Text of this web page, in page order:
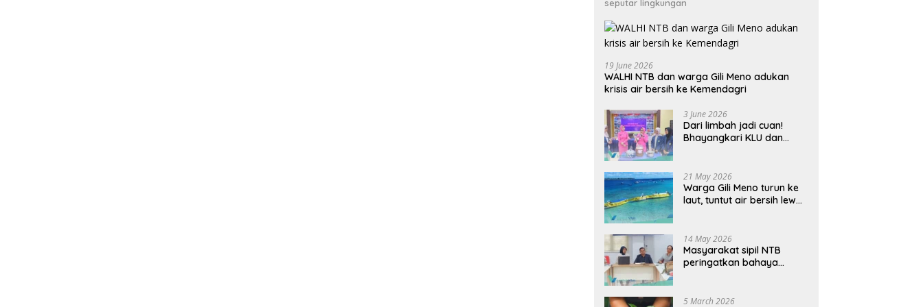
seputar lingkungan
19 June 2026
WALHI NTB dan warga Gili Meno adukan
krisis air bersih ke Kemendagri
3 June 2026
Dari limbah jadi cuan!
Bhayangkari KLU dan
ECOSA 18UU
21 May 2026
Warga Gili Meno turun ke
laut, tuntut air bersih lewat
14 May 2026
Masyarakat sipil NTB
peringatkan bahaya
jangan korbankan
5 March 2026